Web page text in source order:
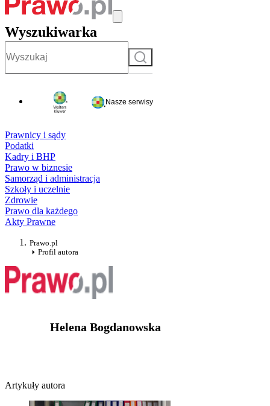
Wyszukiwarka
Szukaj
Nasze serwisy
Prawnicy i sądy
Podatki
Kadry i BHP
Prawo w biznesie
Samorząd i administracja
Szkoły i uczelnie
Zdrowie
Prawo dla każdego
Akty Prawne
Prawo.pl
Profil autora
Helena Bogdanowska
Artykuły autora